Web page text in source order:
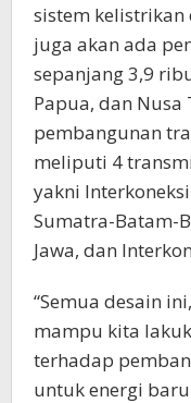
sistem
juga akan ada
sepanjang 3,9
Papua, dan Nusa
pembangunan
meliputi 4
yakni
Sumatra-Batam-
Jawa, dan
“Semua desain
mampu kita
terhadap
untuk energi